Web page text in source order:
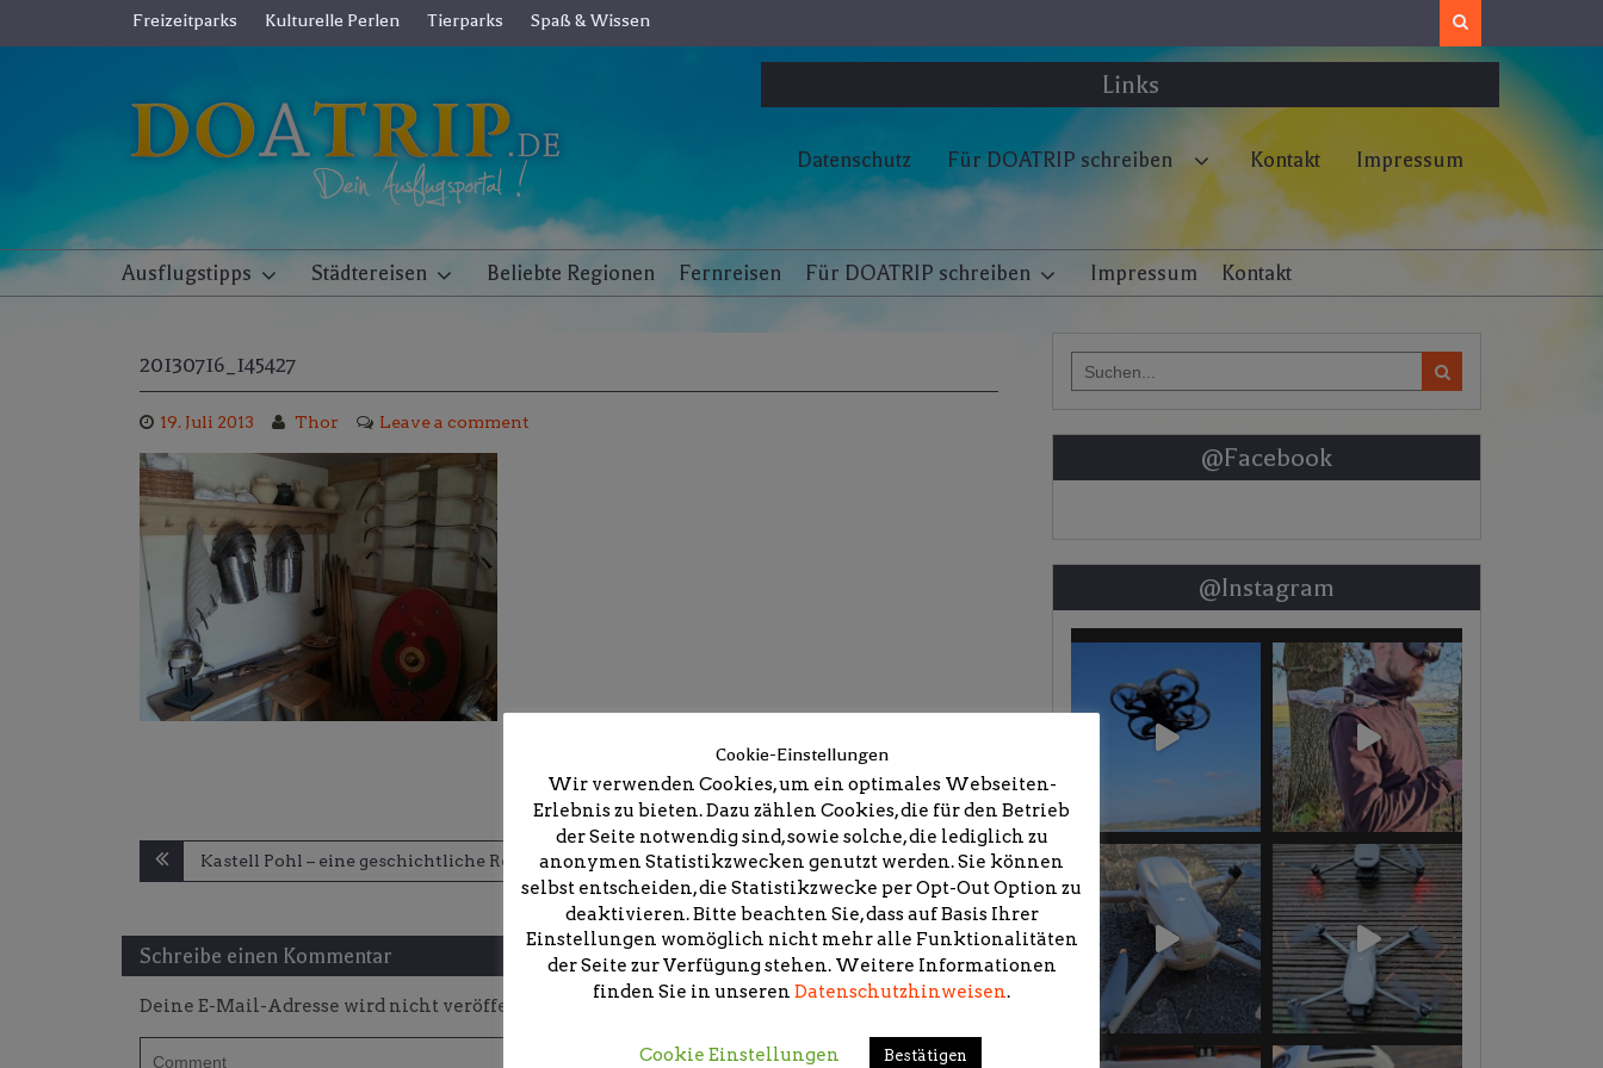
Freizeitparks Kulturelle Perlen Tierparks Spaß & Wissen
Links
Datenschutz Für DOATRIP schreiben Kontakt Impressum
Ausflugstipps Städtereisen Beliebte Regionen Fernreisen Für DOATRIP schreiben Impressum Kontakt
20130716_145427
19. Juli 2013 Thor Leave a comment
Beitragsnavigation
Kastell Pohl – eine geschichtliche Rekonstruktion am Limes
Schreibe einen Kommentar
Deine E-Mail-Adresse wird nicht veröffentlicht.
for:
@Facebook
@Instagram
Cookie-Einstellungen
Wir verwenden Cookies, um ein optimales Webseiten-
Erlebnis zu bieten. Dazu zählen Cookies, die für den Betrieb
der Seite notwendig sind, sowie solche, die lediglich zu
anonymen Statistikzwecken genutzt werden. Sie können
selbst entscheiden, die Statistikzwecke per Opt-Out Option zu
deaktivieren. Bitte beachten Sie, dass auf Basis Ihrer
Einstellungen womöglich nicht mehr alle Funktionalitäten
der Seite zur Verfügung stehen. Weitere Informationen
finden Sie in unseren Datenschutzhinweisen.
Cookie Einstellungen Bestätigen